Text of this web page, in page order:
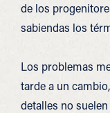
de los
sabiendas los
Los problemas
tarde a un
detalles no